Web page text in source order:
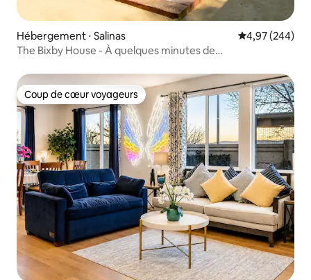
Hébergement ⋅ Salinas Évaluation
4,97 (244)
The Bixby House - À quelques minutes de
Coup de cœur voyageurs
Coup de cœur voyageurs